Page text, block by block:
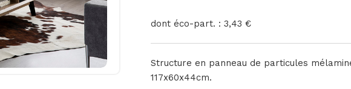
dont éco-part. : 3,43 €
Structure en panneau de particules
117x60x44cm.